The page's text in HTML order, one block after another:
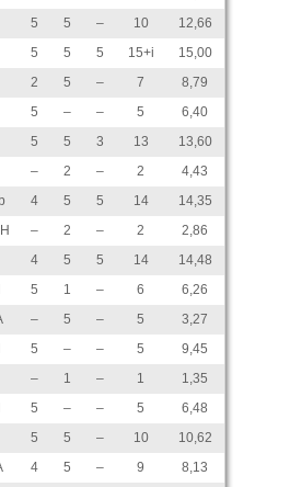
5 5 – 10
12,66
5 5 5 15+i
15,00
2 5 – 7
8,79
5 – – 5
6,40
5 5 3 13
13,60
– 2 – 2
4,43
4 5 5 14
14,35
– 2 – 2
2,86
4 5 5 14
14,48
5 1 – 6
6,26
– 5 – 5
3,27
5 – – 5
9,45
– 1 – 1
1,35
5 – – 5
6,48
5 5 – 10
10,62
4 5 – 9
8,13